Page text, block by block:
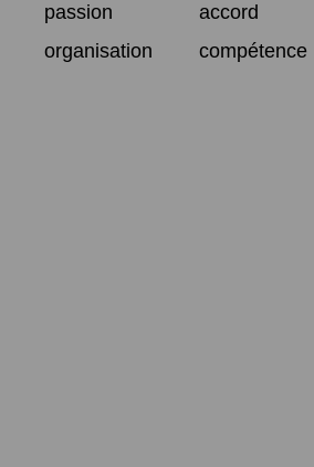
passion
accord
organisation
compétence